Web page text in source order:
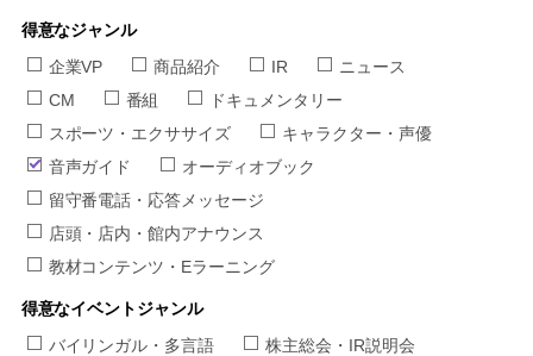
得意なジャンル
企業VP
商品紹介 IR
ニュース
CM
番組
ドキュメンタリー
スポーツ・エクササイズ
キャラクター・声優
音声ガイド
オーディオブック
留守番電話・応答メッセージ
店頭・店内・館内アナウンス
教材コンテンツ・Eラーニング
得意なイベントジャンル
バイリンガル・多言語
株主総会・IR説明会